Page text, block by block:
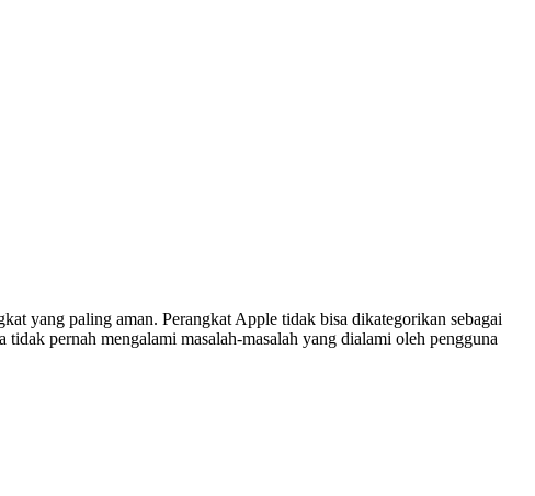
yang paling aman. Perangkat Apple tidak bisa dikategorikan sebagai
pernah mengalami masalah-masalah yang dialami oleh pengguna